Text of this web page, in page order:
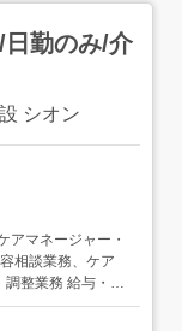
日勤のみ/介
シオン
アマネージャー・
相談業務、ケア
調整業務 給与・手
>交通費支給:実費